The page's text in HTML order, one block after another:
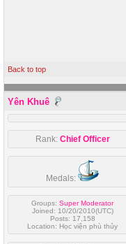
Back to top
Yên Khuê
Rank: Chief Officer
Medals:
Groups: Super Moderator
Joined: 10/20/2010(UTC)
Posts: 17,158
Location: Học viện phù thủy